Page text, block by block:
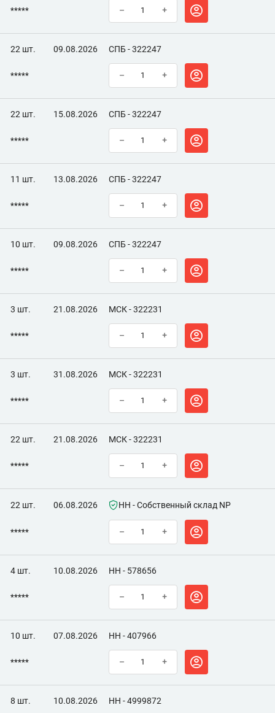
***** – +
22 шт. 09.08.2026 СПБ - 322247
***** – +
22 шт. 15.08.2026 СПБ - 322247
***** – +
11 шт. 13.08.2026 СПБ - 322247
***** – +
10 шт. 09.08.2026 СПБ - 322247
***** – +
3 шт. 21.08.2026 МСК - 322231
***** – +
3 шт. 31.08.2026 МСК - 322231
***** – +
22 шт. 21.08.2026 МСК - 322231
***** – +
22 шт. 06.08.2026 НН - Собственный склад NP
***** – +
4 шт. 10.08.2026 НН - 578656
***** – +
10 шт. 07.08.2026 НН - 407966
***** – +
8 шт. 10.08.2026 НН - 4999872